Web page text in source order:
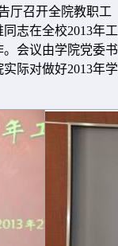
厅召开全院教职工
志在全校2013年工
会议由学院党委书
际对做好2013年学